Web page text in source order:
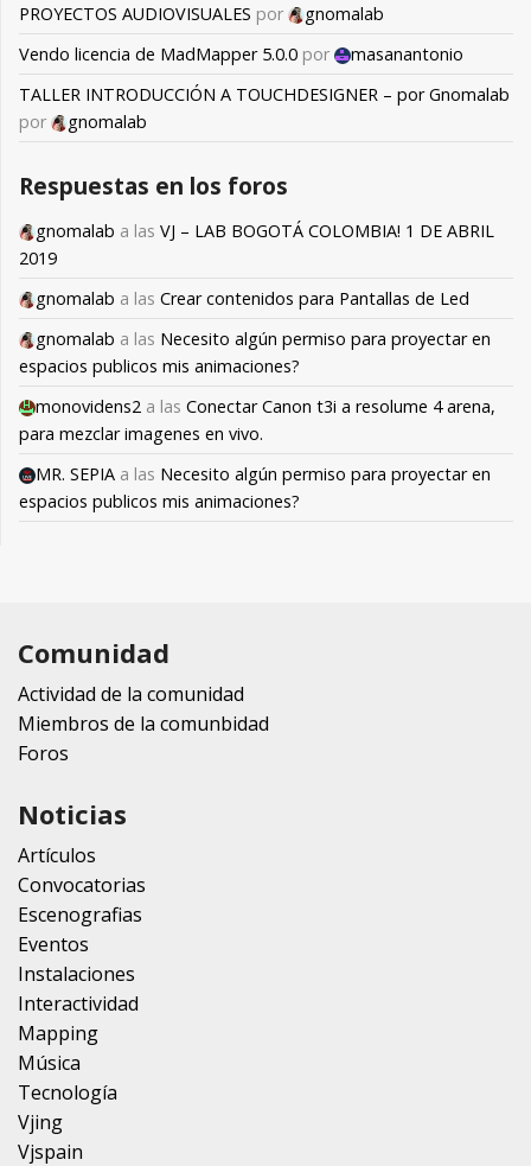
PROYECTOS AUDIOVISUALES por
gnomalab
Vendo licencia de MadMapper 5.0.0 por
masanantonio
TALLER INTRODUCCIÓN A TOUCHDESIGNER – por Gnomalab
por
gnomalab
Respuestas en los foros
gnomalab a las VJ – LAB BOGOTÁ COLOMBIA! 1 DE ABRIL
2019
gnomalab a las Crear contenidos para Pantallas de Led
gnomalab a las Necesito algún permiso para proyectar en
espacios publicos mis animaciones?
monovidens2 a las Conectar Canon t3i a resolume 4 arena,
para mezclar imagenes en vivo.
MR. SEPIA a las Necesito algún permiso para proyectar en
espacios publicos mis animaciones?
Comunidad
Actividad de la comunidad
Miembros de la comunbidad
Foros
Noticias
Artículos
Convocatorias
Escenografias
Eventos
Instalaciones
Interactividad
Mapping
Música
Tecnología
Vjing
Vjspain